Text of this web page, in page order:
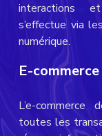
interactions
s’effectue via
numérique.
E-commerce
L’e-commerce
toutes les